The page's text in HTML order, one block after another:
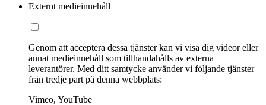
Externt medieinnehåll
Genom att acceptera dessa tjänster kan vi visa dig videor eller
annat medieinnehåll som tillhandahålls av externa
leverantörer. Med ditt samtycke använder vi följande tjänster
från tredje part på denna webbplats:
Vimeo, YouTube